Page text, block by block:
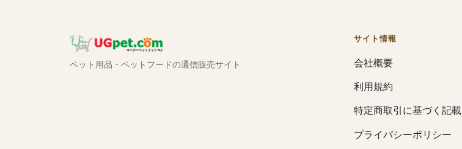
ペット用品・ペットフードの通信販売サイト
サイト情報
会社概要
利用規約
特定商取引に基づく記載
プライバシーポリシー